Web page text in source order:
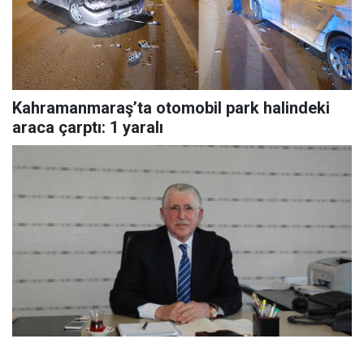
Kahramanmaraş’ta otomobil park halindeki
araca çarptı: 1 yaralı